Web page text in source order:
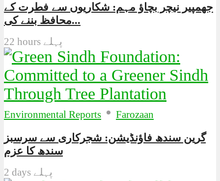
جھمپیر نیچر بچاؤ مہم: شکاریوں سے فطرت کے
محافظ بننے کی...
22 hours پہلے
Environmental Reports • Farozaan
گرین سندھ فاؤنڈیشن: شجرکاری سے سرسبز
سندھ کا عزم
2 days پہلے